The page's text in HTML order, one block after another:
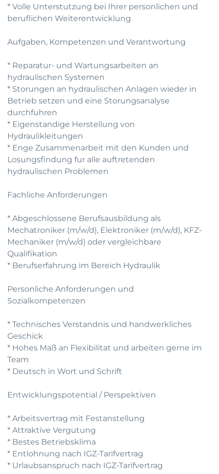
* Volle Unterstutzung bei Ihrer personlichen und
beruflichen Weiterentwicklung
Aufgaben, Kompetenzen und Verantwortung
* Reparatur- und Wartungsarbeiten an
hydraulischen Systemen
* Storungen an hydraulischen Anlagen wieder in
Betrieb setzen und eine Storungsanalyse
durchfuhren
* Eigenstandige Herstellung von
Hydraulikleitungen
* Enge Zusammenarbeit mit den Kunden und
Losungsfindung fur alle auftretenden
hydraulischen Problemen
Fachliche Anforderungen
* Abgeschlossene Berufsausbildung als
Mechatroniker (m/w/d), Elektroniker (m/w/d), KFZ-
Mechaniker (m/w/d) oder vergleichbare
Qualifikation
* Berufserfahrung im Bereich Hydraulik
Personliche Anforderungen und
Sozialkompetenzen
* Technisches Verstandnis und handwerkliches
Geschick
* Hohes Maß an Flexibilitat und arbeiten gerne im
Team
* Deutsch in Wort und Schrift
Entwicklungspotential / Perspektiven
* Arbeitsvertrag mit Festanstellung
* Attraktive Vergutung
* Bestes Betriebsklima
* Entlohnung nach IGZ-Tarifvertrag
* Urlaubsanspruch nach IGZ-Tarifvertrag